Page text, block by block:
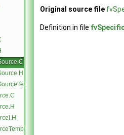
Original source file
Definition in file